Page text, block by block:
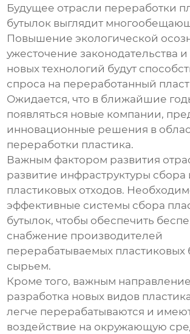
Будущее отрасли переработки
бутылок выглядит
Повышение экологической
ужесточение законодательства
новых технологий будут
спроса на переработанный
Ожидается, что в ближайшие
появляться новые компании,
инновационные решения в
переработки пластика.
Важным фактором развития
развитие инфраструктуры сбора
пластиковых отходов.
эффективные системы сбора
бутылок, чтобы обеспечить
снабжение производителей
перерабатываемых пластиковых
сырьем.
Кроме того, важным
разработка новых видов
легче перерабатываются и
воздействие на окружающую